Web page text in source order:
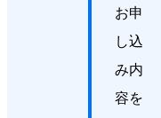
お申
し込
み内
容を